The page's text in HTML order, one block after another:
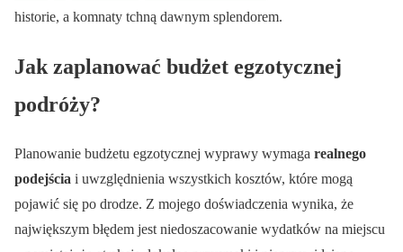
historie, a komnaty tchną dawnym splendorem.
Jak zaplanować budżet egzotycznej
podróży?
Planowanie budżetu egzotycznej wyprawy wymaga realnego
podejścia i uwzględnienia wszystkich kosztów, które mogą
pojawić się po drodze. Z mojego doświadczenia wynika, że
największym błędem jest niedoszacowanie wydatków na miejscu